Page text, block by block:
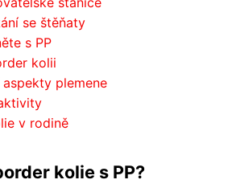
se štěňaty
s PP
kolii
plemene
v rodině
kolie s PP?